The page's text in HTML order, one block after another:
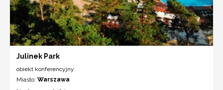
Julinek Park
obiekt konferencyjny
Miasto: Warszawa